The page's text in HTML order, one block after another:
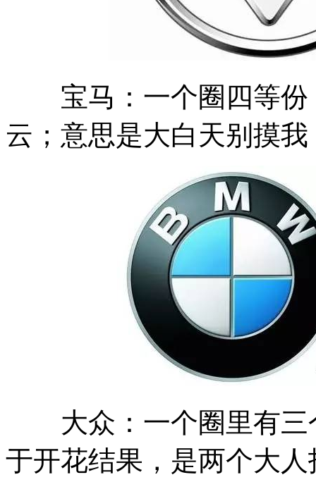
宝马：一个圈四等份
云；意思是大白天别摸
大众：一个圈里有三
于开花结果，是两个大